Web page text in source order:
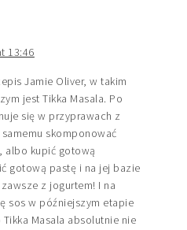
13:46
Jamie Oliver, w takim
jest Tikka Masala. Po
się w przyprawach z
skomponować
albo kupić gotową
gotową pastę i na jej bazie
z jogurtem! I na
sos w późniejszym etapie
Masala absolutnie nie